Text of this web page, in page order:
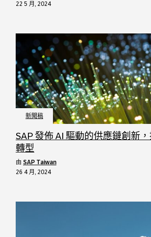
22 5 月, 2024
新聞稿
SAP 發佈 AI 驅動的供應鏈創新
轉型
SAP Taiwan
26 4 月, 2024